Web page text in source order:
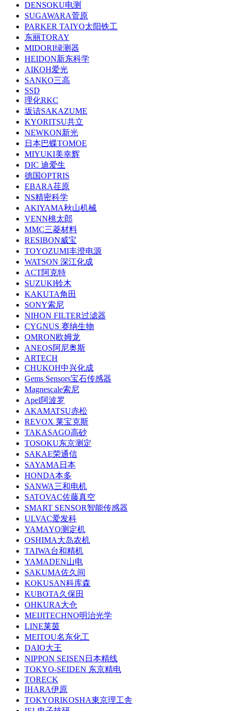
DENSOKU电测
SUGAWARA菅原
PARKER TAIYO太阳铁工
东丽TORAY
MIDORI绿测器
HEIDON新东科学
AIKOH爱光
SANKO三高
SSD
理化RKC
坂诘SAKAZUME
KYORITSU共立
NEWKON新光
日本巴蝶TOMOE
MIYUKI美幸辉
DIC 迪爱生
德国OPTRIS
EBARA荏原
NS精密科学
AKIYAMA秋山机械
VENN桃太郎
MMC三菱材料
RESIBON威宝
TOYOZUMI丰澄电源
WATSON 深江化成
ACT阿克特
SUZUKI铃木
KAKUTA角田
SONY索尼
NIHON FILTER过滤器
CYGNUS 赛纳生物
OMRON欧姆龙
ANEOS阿尼奥斯
ARTECH
CHUKOH中兴化成
Gems Sensors宝石传感器
Magnescale索尼
Apel阿波罗
AKAMATSU赤松
REVOX 莱宝克斯
TAKASAGO高砂
TOSOKU东京测定
SAKAE荣通信
SAYAMA日本
HONDA本多
SANWA三和电机
SATOVAC佐藤真空
SMART SENSOR智能传感器
ULVAC爱发科
YAMAYO测定机
OSHIMA大岛农机
TAIWA台和精机
YAMADEN山电
SAKUMA佐久间
KOKUSAN科库森
KUBOTA久保田
OHKURA大仓
MEIJITECHNO明治光学
LINE莱茵
MEITOU名东化工
DAIO大王
NIPPON SEISEN日本精线
TOKYO-SEIDEN 东京精电
TORECK
IHARA伊原
TOKYORIKOSHA東京理工舎